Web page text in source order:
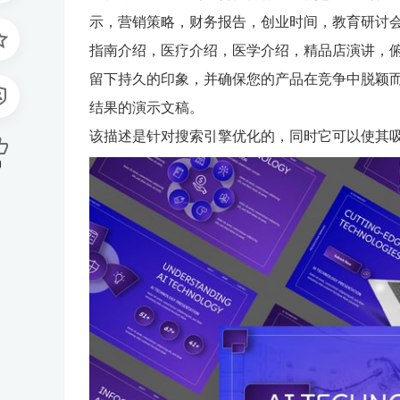
示，营销策略，财务报告，创业时间，教育研讨
指南介绍，医疗介绍，医学介绍，精品店演讲，
留下持久的印象，并确保您的产品在竞争中脱颖
结果的演示文稿。
该描述是针对搜索引擎优化的，同时它可以使其